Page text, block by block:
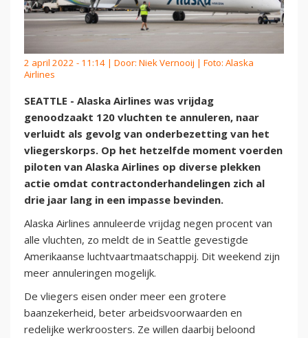
2 april 2022 - 11:14 | Door: Niek Vernooij | Foto: Alaska
Airlines
SEATTLE - Alaska Airlines was vrijdag
genoodzaakt 120 vluchten te annuleren, naar
verluidt als gevolg van onderbezetting van het
vliegerskorps. Op het hetzelfde moment voerden
piloten van Alaska Airlines op diverse plekken
actie omdat contractonderhandelingen zich al
drie jaar lang in een impasse bevinden.
Alaska Airlines annuleerde vrijdag negen procent van
alle vluchten, zo meldt de in Seattle gevestigde
Amerikaanse luchtvaartmaatschappij. Dit weekend zijn
meer annuleringen mogelijk.
De vliegers eisen onder meer een grotere
baanzekerheid, beter arbeidsvoorwaarden en
redelijke werkroosters. Ze willen daarbij beloond